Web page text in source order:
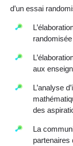
d’un essai
aux
L’analyse
des
La
partenaires